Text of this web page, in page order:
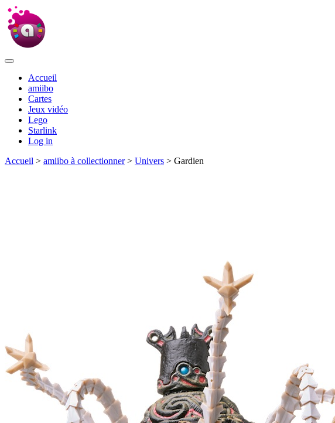
Accueil
amiibo
Cartes
Jeux vidéo
Lego
Starlink
Log in
Accueil > amiibo à collectionner> Univers > Gardien